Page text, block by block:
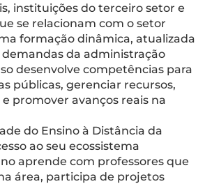
instituições do terceiro setor e
se relacionam com o setor
formação dinâmica, atualizada
da administração
desenvolve competências para
públicas, gerenciar recursos,
promover avanços reais na
do Ensino à Distância da
ao seu ecossistema
aprende com professores que
área, participa de projetos